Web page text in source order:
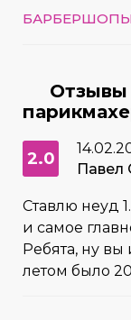
Отзывы
2.0
Павел
Ставлю неуд
и самое
Ребята, ну
летом было